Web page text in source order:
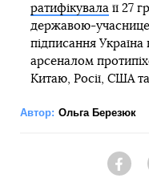
ратифікувала її 27
державою-
підписання Україна
арсеналом
Китаю, Росії, США
Автор: Ольга Березюк